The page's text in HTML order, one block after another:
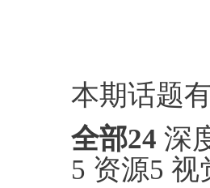
本期话题有
全部24 深
5 资源5